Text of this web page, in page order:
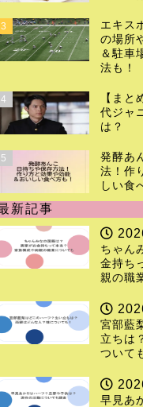
3
エキス
の場所
＆駐車
法も！
4
【まと
代ジャ
は？
5
発酵あ
法！作
しい食
新記事
ちゃん
金持ち
親の職
宮部藍
立ちは
ついて
早見あ